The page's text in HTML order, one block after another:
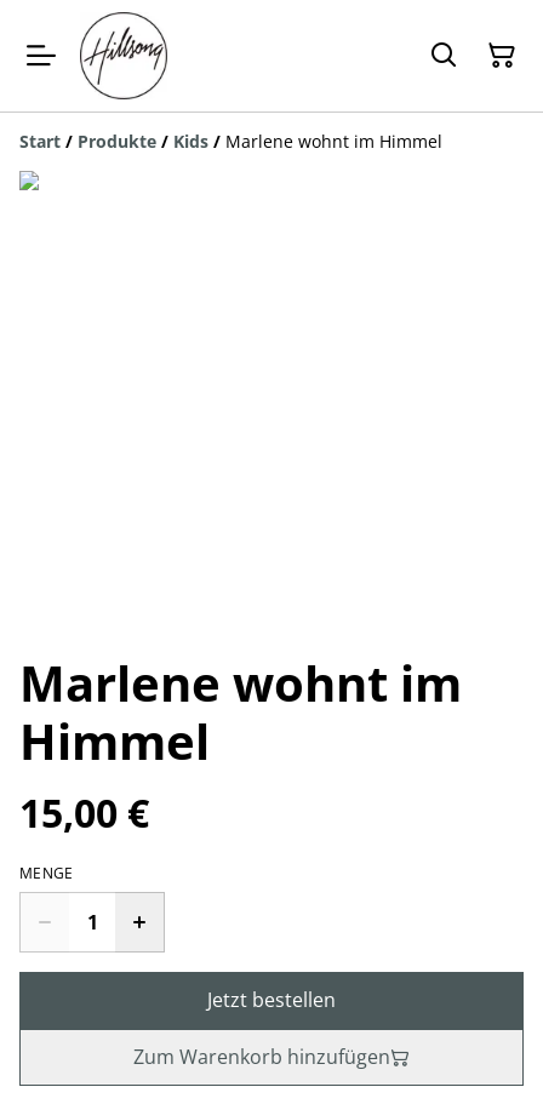
Start / Produkte / Kids / Marlene wohnt im Himmel
Marlene wohnt im
Himmel
15,00 €
MENGE
Jetzt bestellen
Zum Warenkorb hinzufügen